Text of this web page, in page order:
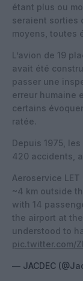
étant plus ou
seraient sorties
moyens, toutes
L’avion de 19
avait été
passer une
erreur humaine
certains
ratée.
Depuis 1975,
420 accidents,
Aeroservice
~4 km outside
with 14
the airport at
understood to
pic.twitter.com/
— JACDEC